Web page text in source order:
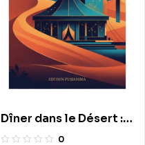
Dîner dans le Désert :
Des tentes bédouines
0